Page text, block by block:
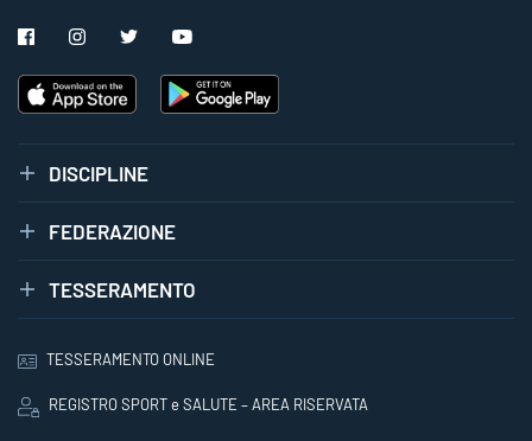
DISCIPLINE
FEDERAZIONE
TESSERAMENTO
TESSERAMENTO ONLINE
REGISTRO SPORT e SALUTE – AREA RISERVATA